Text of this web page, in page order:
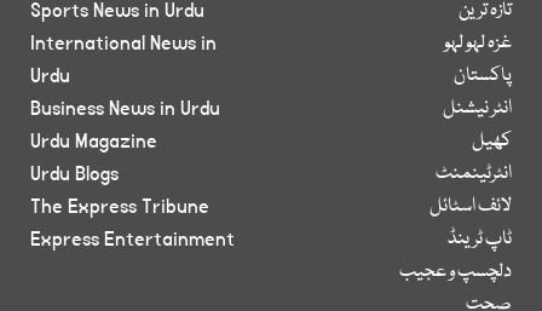
تازہ ترین
غزہ لہو لہو
پاکستان
انٹر نیشنل
کھیل
انٹرٹینمنٹ
لائف اسٹائل
ٹاپ ٹرینڈ
دلچسپ و عجیب
صحت
Sports News in Urdu
International News in
Urdu
Business News in Urdu
Urdu Magazine
Urdu Blogs
The Express Tribune
Express Entertainment